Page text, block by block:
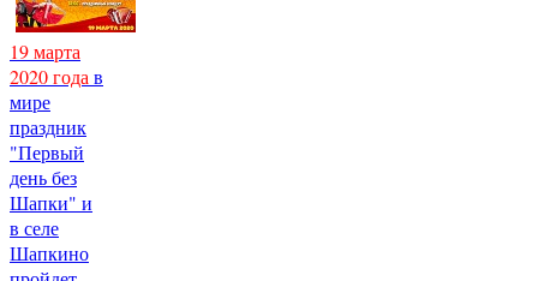
19 марта
2020 года в
мире
праздник
"Первый
день без
Шапки" и
в селе
Шапкино